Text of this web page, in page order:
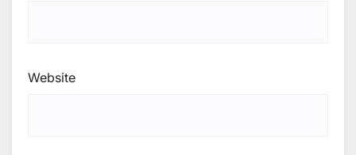
Website